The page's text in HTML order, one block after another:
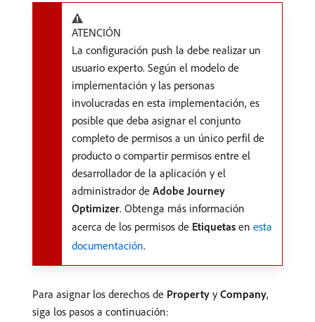
ATENCIÓN
La configuración push la debe realizar un
usuario experto. Según el modelo de
implementación y las personas
involucradas en esta implementación, es
posible que deba asignar el conjunto
completo de permisos a un único perfil de
producto o compartir permisos entre el
desarrollador de la aplicación y el
administrador de Adobe Journey
Optimizer. Obtenga más información
acerca de los permisos de Etiquetas en esta
documentación.
Para asignar los derechos de Property yCompany,
siga los pasos a continuación: